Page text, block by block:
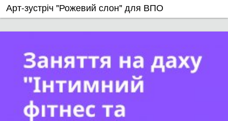
​Арт-зустріч "Рожевий слон" для ВПО